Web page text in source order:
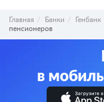
Главная Банки Генбанк
пенсионеров